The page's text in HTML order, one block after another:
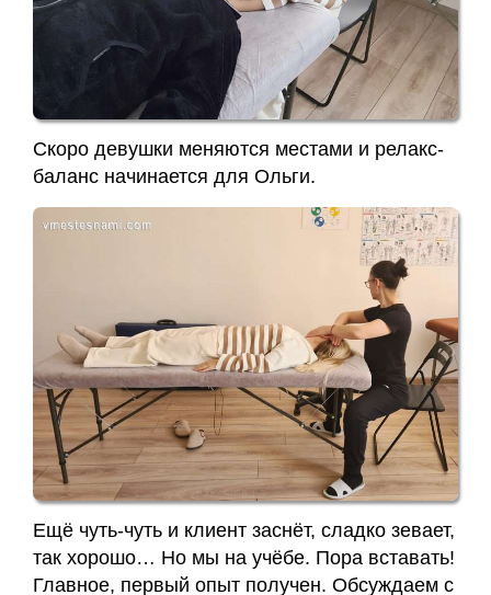
Скоро девушки меняются местами и релакс-
баланс начинается для Ольги.
Ещё чуть-чуть и клиент заснёт, сладко зевает,
так хорошо… Но мы на учёбе. Пора вставать!
Главное, первый опыт получен. Обсуждаем с